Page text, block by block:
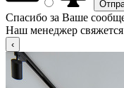
Спасибо за Ваше
Наш менеджер